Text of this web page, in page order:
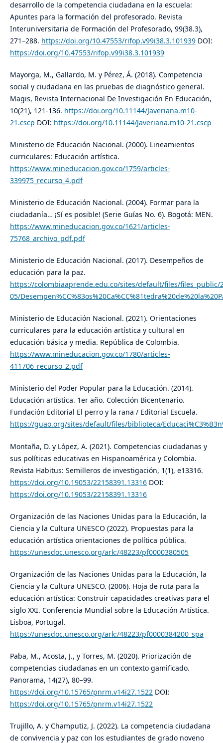
desarrollo de la competencia ciudadana en la escuela:
Apuntes para la formación del profesorado. Revista
Interuniversitaria de Formación del Profesorado, 99(38.3),
271–288. https://doi.org/10.47553/rifop.v99i38.3.101939DOI:
https://doi.org/10.47553/rifop.v99i38.3.101939
Mayorga, M., Gallardo, M. y Pérez, Á. (2018). Competencia
social y ciudadana en las pruebas de diagnóstico general.
Magis, Revista Internacional De Investigación En Educación,
10(21), 121-136. https://doi.org/10.11144/Javeriana.m10-
21.cscp DOI: https://doi.org/10.11144/Javeriana.m10-21.cscp
Ministerio de Educación Nacional. (2000). Lineamientos
curriculares: Educación artística.
https://www.mineducacion.gov.co/1759/articles-
339975_recurso_4.pdf
Ministerio de Educación Nacional. (2004). Formar para la
ciudadanía… ¡Sí es posible! (Serie Guías No. 6). Bogotá: MEN.
https://www.mineducacion.gov.co/1621/articles-
75768_archivo_pdf.pdf
Ministerio de Educación Nacional. (2017). Desempeños de
educación para la paz.
https://colombiaaprende.edu.co/sites/default/files/files_public/
05/
Ministerio de Educación Nacional. (2021). Orientaciones
curriculares para la educación artística y cultural en
educación básica y media. República de Colombia.
https://www.mineducacion.gov.co/1780/articles-
411706_recurso_2.pdf
Ministerio del Poder Popular para la Educación. (2014).
Educación artística. 1er año. Colección Bicentenario.
Fundación Editorial El perro y la rana / Editorial Escuela.
https://guao.org/sites/default/files/biblioteca/
Montaña, D. y López, A. (2021). Competencias ciudadanas y
sus políticas educativas en Hispanoamérica y Colombia.
Revista Habitus: Semilleros de investigación, 1(1), e13316.
https://doi.org/10.19053/22158391.13316DOI:
https://doi.org/10.19053/22158391.13316
Organización de las Naciones Unidas para la Educación, la
Ciencia y la Cultura UNESCO (2022). Propuestas para la
educación artística orientaciones de política pública.
https://unesdoc.unesco.org/ark:/48223/pf0000380505
Organización de las Naciones Unidas para la Educación, la
Ciencia y la Cultura UNESCO. (2006). Hoja de ruta para la
educación artística: Construir capacidades creativas para el
siglo XXI. Conferencia Mundial sobre la Educación Artística.
Lisboa, Portugal.
https://unesdoc.unesco.org/ark:/48223/pf0000384200_spa
Paba, M., Acosta, J., y Torres, M. (2020). Priorización de
competencias ciudadanas en un contexto gamificado.
Panorama, 14(27), 80–99.
https://doi.org/10.15765/pnrm.v14i27.1522 DOI:
https://doi.org/10.15765/pnrm.v14i27.1522
Trujillo, A. y Champutiz, J. (2022). La competencia ciudadana
de convivencia y paz con los estudiantes de grado noveno